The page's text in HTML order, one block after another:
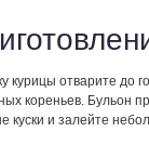
курицы отварите до
кореньев. Бульон
куски и залейте